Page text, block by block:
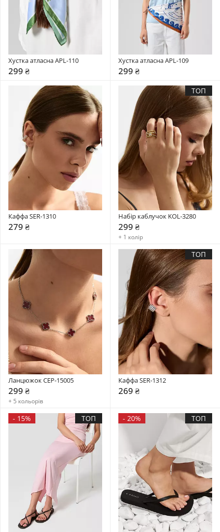
Хустка атласна APL-110
299 ₴
Хустка атласна APL-109
299 ₴
Каффа SER-1310
279 ₴
ТОП
Набір каблучок KOL-3280
299 ₴
+ 1 колір
Ланцюжок CEP-15005
299 ₴
+ 5 кольорів
ТОП
Каффа SER-1312
269 ₴
- 15% ТОП - 20% ТОП